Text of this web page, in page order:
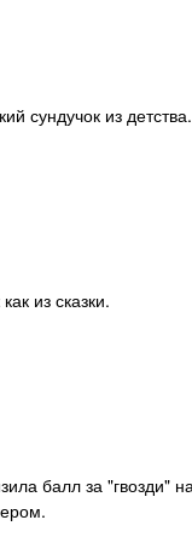
сундучок из детства.
из сказки.